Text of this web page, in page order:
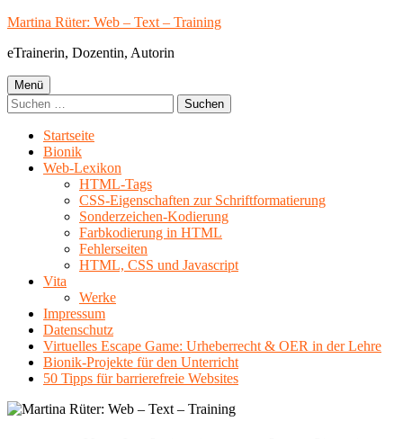
Springe
Inhalt
Martina Rüter: Web – Text – Training
eTrainerin, Dozentin, Autorin
Primäres
Menü
Menü
Suchen
nach:
Startseite
Bionik
Web-Lexikon
HTML-Tags
CSS-Eigenschaften zur Schriftformatierung
Sonderzeichen-Kodierung
Farbkodierung in HTML
Fehlerseiten
HTML, CSS und Javascript
Vita
Werke
Impressum
Datenschutz
Virtuelles Escape Game: Urheberrecht & OER in der Lehre
Bionik-Projekte für den Unterricht
50 Tipps für barrierefreie Websites